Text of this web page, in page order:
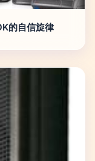
的自信旋律